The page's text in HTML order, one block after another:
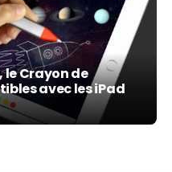
le Crayon de
avec les iPad